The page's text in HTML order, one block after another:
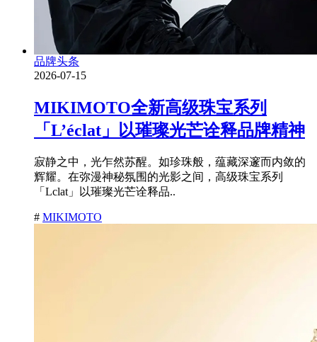
品牌头条
2026-07-15
MIKIMOTO全新高级珠宝系列
「L’éclat」以璀璨光芒诠释品牌精神
寂静之中，光乍然苏醒。如珍珠般，蕴藏深邃而内敛的
辉耀。在弥漫神秘氛围的光影之间，高级珠宝系列
「Lclat」以璀璨光芒诠释品..
# MIKIMOTO